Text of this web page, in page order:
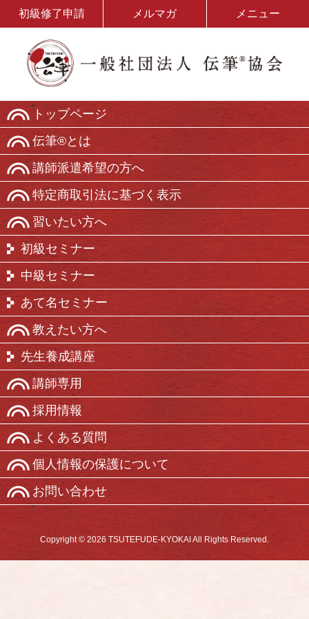
初級修了申請 メルマガ メニュー
トップページ
伝筆®とは
講師派遣希望の方へ
特定商取引法に基づく表示
習いたい方へ
初級セミナー
中級セミナー
あて名セミナー
教えたい方へ
先生養成講座
講師専用
採用情報
よくある質問
個人情報の保護について
お問い合わせ
Copyright © 2026 TSUTEFUDE-KYOKAI All Rights Reserved.